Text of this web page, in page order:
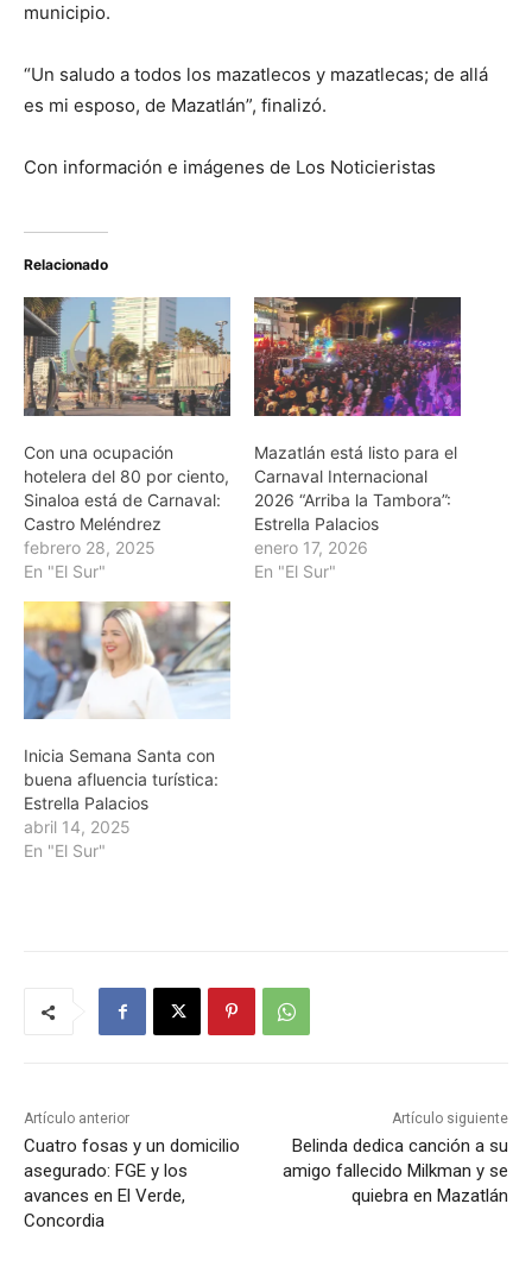
municipio.
“Un saludo a todos los mazatlecos y mazatlecas; de allá
es mi esposo, de Mazatlán”, finalizó.
Con información e imágenes de Los Noticieristas
Relacionado
Con una ocupación
hotelera del 80 por ciento,
Sinaloa está de Carnaval:
Castro Meléndrez
febrero 28, 2025
En "El Sur"
Mazatlán está listo para el
Carnaval Internacional
2026 “Arriba la Tambora”:
Estrella Palacios
enero 17, 2026
En "El Sur"
Inicia Semana Santa con
buena afluencia turística:
Estrella Palacios
abril 14, 2025
En "El Sur"
Artículo anterior
Cuatro fosas y un domicilio
asegurado: FGE y los
avances en El Verde,
Concordia
Artículo siguiente
Belinda dedica canción a su
amigo fallecido Milkman y se
quiebra en Mazatlán